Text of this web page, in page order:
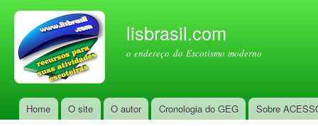
lisbrasil.com
o endereço do Escotismo moderno
Menu principal
Home O site O autor Cronologia do GEG Sobre